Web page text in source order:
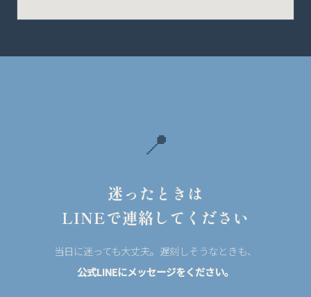
📍
迷ったときは
LINEで連絡してください
当日に迷っても大丈夫。遅刻しそうなときも、
公式LINEにメッセージをください。